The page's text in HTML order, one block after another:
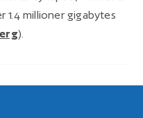
1.4 millioner gigabytes
).